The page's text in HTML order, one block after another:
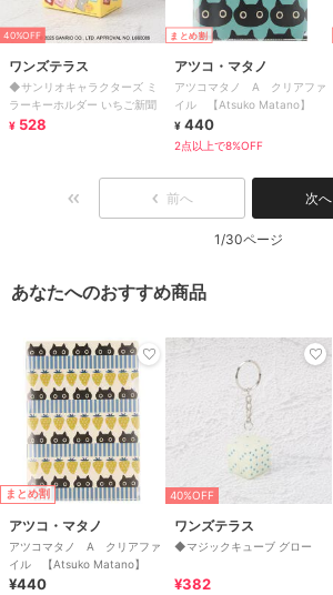
40%OFF
ワンズテラス
◆サンリオキャラクターズ ミ
ラーキーホルダー いちご新聞
¥ 528
まとめ割
アツコ・マタノ
アツコマタノ A クリアファ
イル 【Atsuko Matano】
¥ 440
2点以上で8%OFF
前へ 次へ
1/30ページ
あなたへのおすすめ商品
まとめ割
アツコ・マタノ
アツコマタノ A クリアファ
イル 【Atsuko Matano】
¥440
40%OFF
ワンズテラス
◆マジックキューブ グロー
¥382